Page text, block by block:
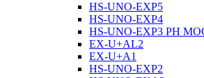
HS-UNO-EXP5
HS-UNO-EXP4
HS-UNO-EXP3 PH
EX-U+AL2
EX-U+A1
HS-UNO-EXP2